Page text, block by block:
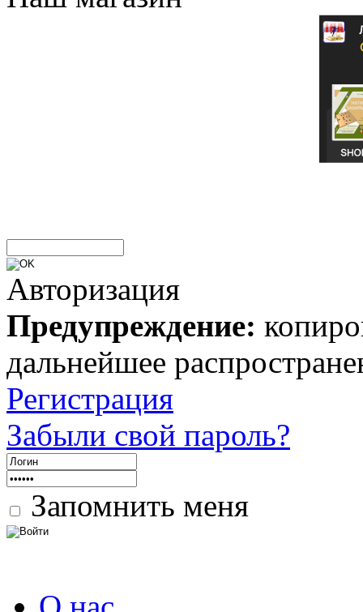
Авторизация
Предупреждение:
дальнейшее
Регистрация
Забыли свой пароль?
Запомнить меня